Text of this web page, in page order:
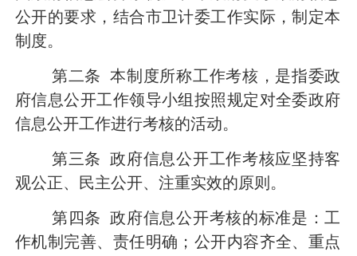
公开的要求，结合市卫计委工作实际，制定本
制度。
第二条
本制度所称工作考核，是指委政
府信息公开工作领导小组按照规定对全委政府
信息公开工作进行考核的活动。
第三条
政府信息公开工作考核应坚持客
观公正、民主公开、注重实效的原则。
第四条
政府信息公开考核的标准是：工
作机制完善、责任明确；公开内容齐全、重点